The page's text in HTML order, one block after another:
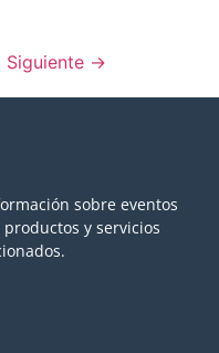
Siguiente →
sobre eventos
y servicios